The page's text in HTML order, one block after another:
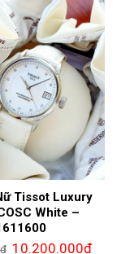
Tissot Luxury
White –
₫ Giá
10.200.000₫Giá